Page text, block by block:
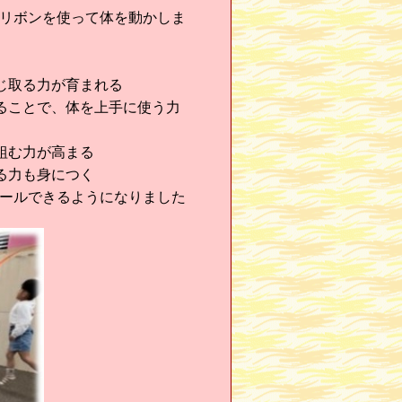
ボンを使って体を動かしま
る力が育まれる
とで、体を上手に使う力
む力が高まる
も身につく
ルできる ようになりました